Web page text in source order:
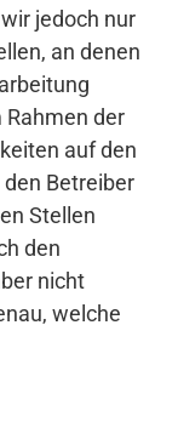
jedoch nur
an denen
der
auf den
Betreiber
Stellen
den
nicht
welche